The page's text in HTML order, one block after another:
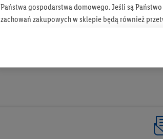
Państwa gospodarstwa domowego. Jeśli są
zachowań zakupowych w sklepie będą również
Tworzenie spersonalizowanych reklam opiera się
końcowych w celu tworzenia grup docelowych
przetwarzanie odbywa się również w celu pomiaru